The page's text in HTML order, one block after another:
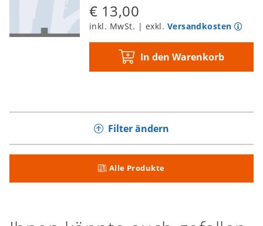
€ 13,00
inkl. MwSt. | exkl. Versandkosten
In den Warenkorb
Filter ändern
Alle Produkte